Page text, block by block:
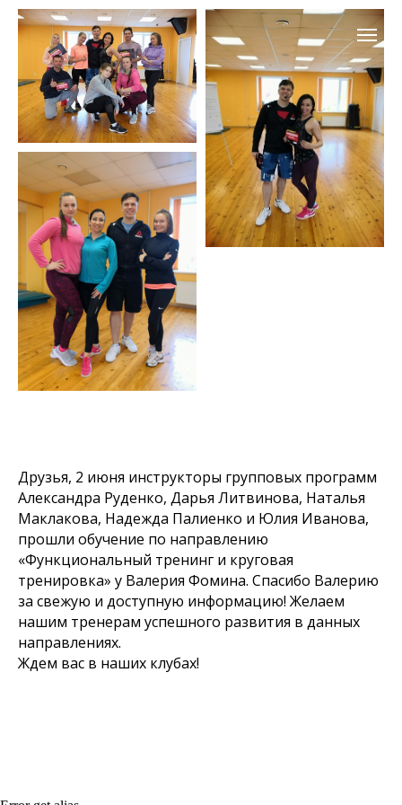
Друзья, 2 июня инструкторы групповых программ
Александра Руденко, Дарья Литвинова, Наталья
Маклакова, Надежда Палиенко и Юлия Иванова,
прошли обучение по направлению
«Функциональный тренинг и круговая
тренировка» у Валерия Фомина. Спасибо Валерию
за свежую и доступную информацию! Желаем
нашим тренерам успешного развития в данных
направлениях.
Ждем вас в наших клубах!